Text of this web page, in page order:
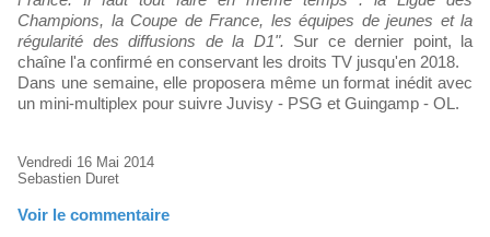
Champions, la Coupe de France, les équipes de jeunes et la
régularité des diffusions de la D1". Sur ce dernier point, la
chaîne l'a confirmé en conservant les droits TV jusqu'en 2018.
Dans une semaine, elle proposera même un format inédit avec
un mini-multiplex pour suivre Juvisy - PSG et Guingamp - OL.
Vendredi 16 Mai 2014
Sebastien Duret
Voir le commentaire